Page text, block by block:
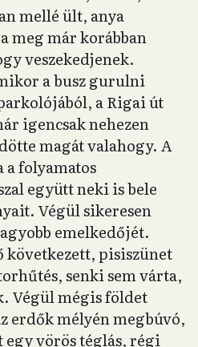
mellé ült, anya
meg már korábban
veszekedjenek.
a busz gurulni
a Rigai út
igencsak nehezen
magát valahogy. A
folyamatos
együtt neki is bele
Végül sikeresen
emelkedőjét.
következett, pisiszünet
senki sem várta,
Végül mégis földet
erdők mélyén megbúvó,
vörös téglás, régi